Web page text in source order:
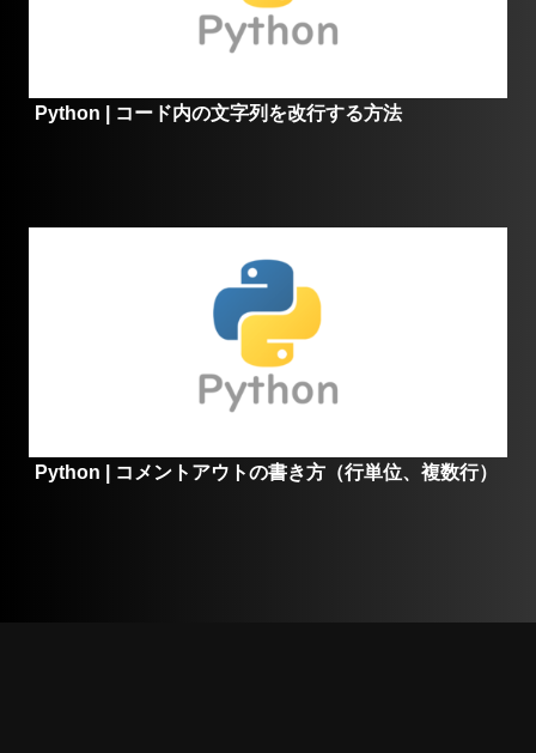
Python | コード内の文字列を改行する方法
Python | コメントアウトの書き方（行単位、複数行）